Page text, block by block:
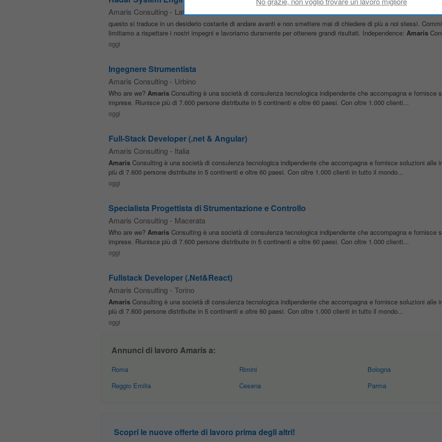
Amaris Consulting - Latina
questo si traduce in un desiderio costante di andare avanti e non smettere mai di chiedere di più a noi stessi.
limitiamo a rispettare i nostri impegni e lavoriamo duramente per ottenere grandi risultati. Independence: Amaris
oggi
Ingegnere Strumentista
Amaris Consulting - Urbino
Who are we? AmarisConsulting è una società di consulenza tecnologica indipendente che accompagna e fornisce
imprese. Riunisce più di 7.600 persone distribuite in 5 continenti e oltre 60 paesi. Con oltre 1.000 clienti...
oggi
Full-Stack Developer (.net & Angular)
Amaris Consulting - Italia
AmarisConsulting è una società di consulenza tecnologica indipendente che accompagna e fornisce soluzioni alle
più di 7.600 persone distribuite in 5 continenti e oltre 60 paesi. Con oltre 1.000 clienti in tutto il mondo...
oggi
Specialista Progettista di Strumentazione e Controllo
Amaris Consulting - Macerata
Who are we? AmarisConsulting è una società di consulenza tecnologica indipendente che accompagna e fornisce
imprese. Riunisce più di 7.600 persone distribuite in 5 continenti e oltre 60 paesi. Con oltre 1.000 clienti...
oggi
Fullstack Developer (.Net&React)
Amaris Consulting - Torino
AmarisConsulting è una società di consulenza tecnologica indipendente che accompagna e fornisce soluzioni alle
più di 7.600 persone distribuite in 5 continenti e oltre 60 paesi. Con oltre 1.000 clienti in tutto il mondo...
oggi
Annunci di lavoro Amaris a:
Roma
Reggio Emilia
Rimini
Cesena
Bologna
Parma
Scopri le nuove offerte di lavoro prima degli altri!